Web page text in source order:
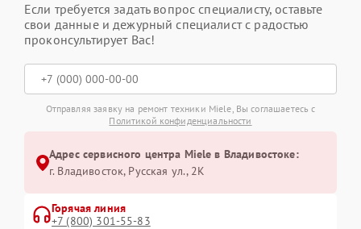
Если требуется задать вопрос специалисту, оставьте
свои данные и дежурный специалист с радостью
проконсультирует Вас!
Отправляя заявку на ремонт техники Miele, Вы соглашаетесь с
Политикой конфиденциальности
Адрес сервисного центра Miele в Владивостоке:
г. Владивосток, Русская ул., 2К
Горячая линия
+7 (800) 301-55-83